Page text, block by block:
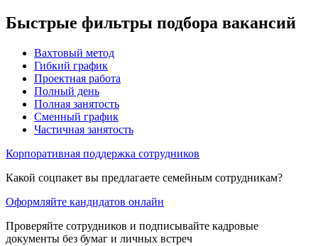
Быстрые фильтры подбора вакансий
Вахтовый метод
Гибкий график
Проектная работа
Полный день
Полная занятость
Сменный график
Частичная занятость
Корпоративная поддержка сотрудников
Какой соцпакет вы предлагаете семейным сотрудникам?
Оформляйте кандидатов онлайн
Проверяйте сотрудников и подписывайте кадровые
документы без бумаг и личных встреч